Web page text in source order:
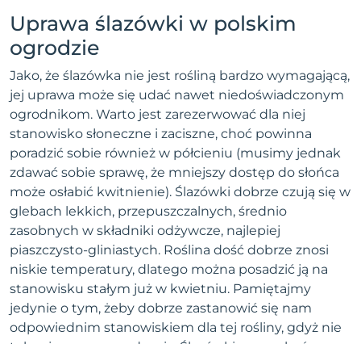
Uprawa ślazówki w polskim
ogrodzie
Jako, że ślazówka nie jest rośliną bardzo wymagającą,
jej uprawa może się udać nawet niedoświadczonym
ogrodnikom. Warto jest zarezerwować dla niej
stanowisko słoneczne i zaciszne, choć powinna
poradzić sobie również w półcieniu (musimy jednak
zdawać sobie sprawę, że mniejszy dostęp do słońca
może osłabić kwitnienie). Ślazówki dobrze czują się w
glebach lekkich, przepuszczalnych, średnio
zasobnych w składniki odżywcze, najlepiej
piaszczysto-gliniastych. Roślina dość dobrze znosi
niskie temperatury, dlatego można posadzić ją na
stanowisku stałym już w kwietniu. Pamiętajmy
jedynie o tym, żeby dobrze zastanowić się nam
odpowiednim stanowiskiem dla tej rośliny, gdyż nie